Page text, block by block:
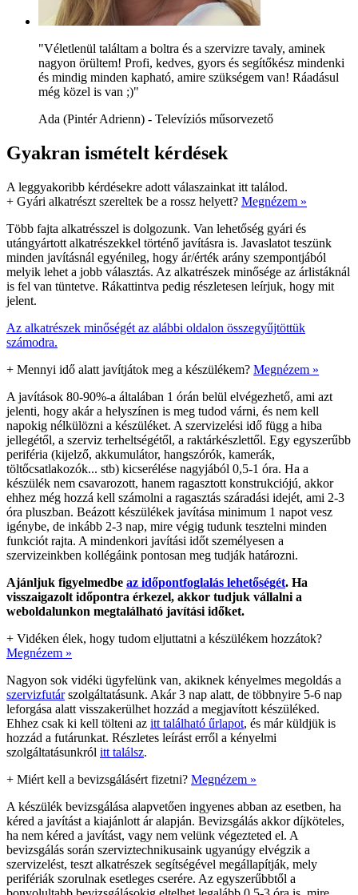
"Véletlenül találtam a boltra és a szervizre tavaly, aminek
nagyon örültem! Profi, kedves, gyors és segítőkész mindenki
és mindig minden kapható, amire szükségem van! Ráadásul
még közel is van ;)"
Ada (Pintér Adrienn) - Televíziós műsorvezető
Gyakran ismételt kérdések
A leggyakoribb kérdésekre adott válaszainkat itt találod.
+ Gyári alkatrészt szereltek be a rossz helyett? Megnézem »
Több fajta alkatrésszel is dolgozunk. Van lehetőség gyári és
utángyártott alkatrészekkel történő javításra is. Javaslatot teszünk
minden javításnál egyénileg, hogy ár/érték arány szempontjából
melyik lehet a jobb választás. Az alkatrészek minősége az árlistáknál
is fel van tüntetve. Rákattintva pedig részletesen leírjuk, hogy mit
jelent.
Az alkatrészek minőségét az alábbi oldalon összegyűjtöttük
számodra.
+ Mennyi idő alatt javítjátok meg a készülékem? Megnézem »
A javítások 80-90%-a általában 1 órán belül elvégezhető, ami azt
jelenti, hogy akár a helyszínen is meg tudod várni, és nem kell
napokig nélkülözni a készüléket. A szervizelési idő függ a hiba
jellegétől, a szerviz terheltségétől, a raktárkészlettől. Egy egyszerűbb
periféria (kijelző, akkumulátor, hangszórók, kamerák,
töltőcsatlakozók... stb) kicserélése nagyjából 0,5-1 óra. Ha a
készülék nem csavarozott, hanem ragasztott konstrukciójú, akkor
ehhez még hozzá kell számolni a ragasztás száradási idejét, ami 2-3
óra pluszban. Beázott készülékek javítása minimum 1 napot vesz
igénybe, de inkább 2-3 nap, mire végig tudunk tesztelni minden
funkciót rajta. A mindenkori javítási időt személyesen a
szervizeinkben kollégáink pontosan meg tudják határozni.
Ajánljuk figyelmedbe az időpontfoglalás lehetőségét. Ha
visszaigazolt időpontra érkezel, akkor tudjuk vállalni a
weboldalunkon megtalálható javítási időket.
+ Vidéken élek, hogy tudom eljuttatni a készülékem hozzátok?
Megnézem »
Nagyon sok vidéki ügyfelünk van, akiknek kényelmes megoldás a
szervizfutárszolgáltatásunk. Akár 3 nap alatt, de többnyire 5-6 nap
leforgása alatt visszakerülhet hozzád a megjavított készüléked.
Ehhez csak ki kell tölteni az itt található űrlapot, és már küldjük is
hozzád a futárunkat. Részletes leírást erről a kényelmi
szolgáltatásunkról itt találsz.
+ Miért kell a bevizsgálásért fizetni? Megnézem »
A készülék bevizsgálása alapvetően ingyenes abban az esetben, ha
kéred a javítást a kiajánlott ár alapján. Bevizsgálás akkor díjköteles,
ha nem kéred a javítást, vagy nem velünk végezteted el. A
bevizsgálás során szerviztechnikusaink ugyanúgy elvégzik a
szervizelést, teszt alkatrészek segítségével megállapítják, mely
perifériák szorulnak esetleges cserére. Az egyszerűbbtől a